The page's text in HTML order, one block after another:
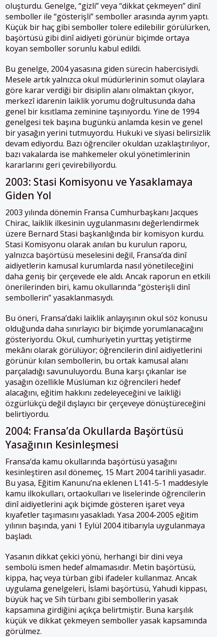
oluşturdu. Genelge, “gizli” veya “dikkat çekmeyen” dinî
semboller ile “gösterişli” semboller arasında ayrım yaptı.
Küçük bir haç gibi semboller tolere edilebilir görülürken,
başörtüsü gibi dinî aidiyeti görünür biçimde ortaya
koyan semboller sorunlu kabul edildi.
Bu genelge, 2004 yasasına giden sürecin habercisiydi.
Mesele artık yalnızca okul müdürlerinin somut olaylara
göre karar verdiği bir disiplin alanı olmaktan çıkıyor,
merkezî idarenin laiklik yorumu doğrultusunda daha
genel bir kısıtlama zeminine taşınıyordu. Yine de 1994
genelgesi tek başına bugünkü anlamda kesin ve genel
bir yasağın yerini tutmuyordu. Hukuki ve siyasi belirsizlik
devam ediyordu. Bazı öğrenciler okuldan uzaklaştırılıyor,
bazı vakalarda ise mahkemeler okul yönetimlerinin
kararlarını geri çevirebiliyordu.
2003: Stasi Komisyonu ve Yasaklamaya
Giden Yol
2003 yılında dönemin Fransa Cumhurbaşkanı Jacques
Chirac, laiklik ilkesinin uygulanmasını değerlendirmek
üzere Bernard Stasi başkanlığında bir komisyon kurdu.
Stasi Komisyonu olarak anılan bu kurulun raporu,
yalnızca başörtüsü meselesini değil, Fransa’da dinî
aidiyetlerin kamusal kurumlarda nasıl yönetileceğini
daha geniş bir çerçevede ele aldı. Ancak raporun en etkili
önerilerinden biri, kamu okullarında “gösterişli dinî
sembollerin” yasaklanmasıydı.
Bu öneri, Fransa’daki laiklik anlayışının okul söz konusu
olduğunda daha sınırlayıcı bir biçimde yorumlanacağını
gösteriyordu. Okul, cumhuriyetin yurttaş yetiştirme
mekânı olarak görülüyor; öğrencilerin dinî aidiyetlerini
görünür kılan sembollerin, bu ortak kamusal alanı
parçaladığı savunuluyordu. Buna karşı çıkanlar ise
yasağın özellikle Müslüman kız öğrencileri hedef
alacağını, eğitim hakkını zedeleyeceğini ve laikliği
özgürlükçü değil dışlayıcı bir çerçeveye dönüştüreceğini
belirtiyordu.
2004: Fransa’da Okullarda Başörtüsü
Yasağının Kesinleşmesi
Fransa’da kamu okullarında başörtüsü yasağını
kesinleştiren asıl dönemeç, 15 Mart 2004 tarihli yasadır.
Bu yasa, Eğitim Kanunu’na eklenen L141-5-1 maddesiyle
kamu ilkokulları, ortaokulları ve liselerinde öğrencilerin
dinî aidiyetlerini açık biçimde gösteren işaret veya
kıyafetler taşımasını yasakladı. Yasa 2004-2005 eğitim
yılının başında, yani 1 Eylül 2004 itibarıyla uygulanmaya
başladı.
Yasanın dikkat çekici yönü, herhangi bir dini veya
sembolü ismen hedef almamasıdır. Metin başörtüsü,
kippa, haç veya türban gibi ifadeler kullanmaz. Ancak
uygulama genelgeleri, İslami başörtüsü, Yahudi kippası,
büyük haç ve Sih türbanı gibi sembollerin yasak
kapsamına girdiğini açıkça belirtmiştir. Buna karşılık
küçük ve dikkat çekmeyen semboller yasak kapsamında
görülmez.